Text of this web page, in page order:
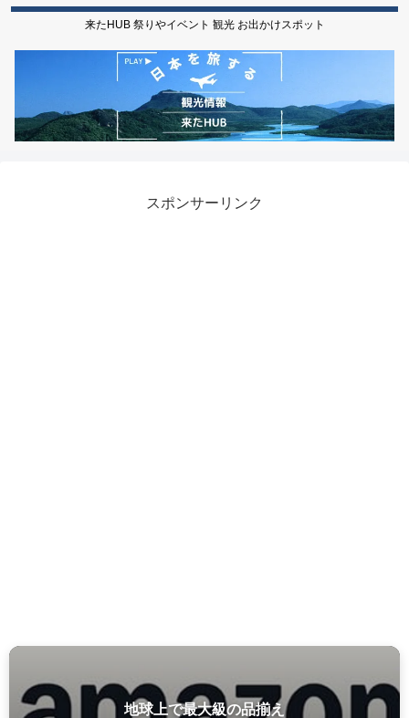
来たHUB 祭りやイベント 観光 お出かけスポット
スポンサーリンク
地球上で最大級の品揃え